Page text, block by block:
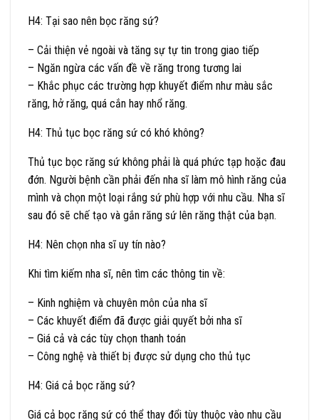
H4: Tại sao nên bọc răng sứ?
– Cải thiện vẻ ngoài và tăng sự tự tin trong giao tiếp
– Ngăn ngừa các vấn đề về răng trong tương lai
– Khắc phục các trường hợp khuyết điểm như màu sắc
răng, hở răng, quá cắn hay nhổ răng.
H4: Thủ tục bọc răng sứ có khó không?
Thủ tục bọc răng sứ không phải là quá phức tạp hoặc đau
đớn. Người bệnh cần phải đến nha sĩ làm mô hình răng của
mình và chọn một loại rắng sứ phù hợp với nhu cầu. Nha sĩ
sau đó sẽ chế tạo và gắn răng sứ lên răng thật của bạn.
H4: Nên chọn nha sĩ uy tín nào?
Khi tìm kiếm nha sĩ, nên tìm các thông tin về:
– Kinh nghiệm và chuyên môn của nha sĩ
– Các khuyết điểm đã được giải quyết bởi nha sĩ
– Giá cả và các tùy chọn thanh toán
– Công nghệ và thiết bị được sử dụng cho thủ tục
H4: Giá cả bọc răng sứ?
Giá cả bọc răng sứ có thể thay đổi tùy thuộc vào nhu cầu